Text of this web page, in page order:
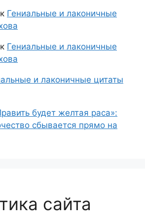
к Гениальные и лаконичные
к Гениальные и лаконичные
и лаконичные цитаты
будет желтая раса»:
сбывается прямо на
сайта